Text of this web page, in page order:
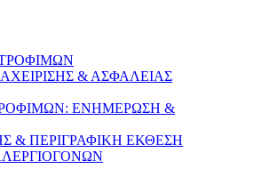
& ΑΣΦΑΛΕΙΑΣ
ΕΝΗΜΕΡΩΣΗ &
& ΠΕΡΙΓΡΑΦΙΚΗ ΕΚΘΕΣΗ